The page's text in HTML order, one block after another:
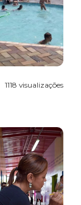
1118 visualizações